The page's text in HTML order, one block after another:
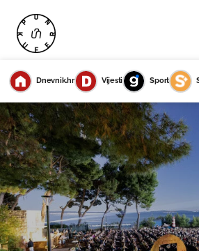
Dnevnik.hr Vijesti Sport